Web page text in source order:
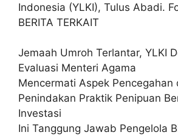
Indonesia (YLKI), Tulus Abadi.
BERITA TERKAIT
Jemaah Umroh Terlantar, YLKI
Evaluasi Menteri Agama
Mencermati Aspek Pencegahan
Penindakan Praktik Penipuan
Investasi
Ini Tanggung Jawab Pengelola